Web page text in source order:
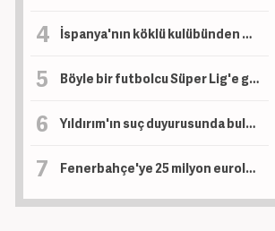
İspanya'nın köklü kulübünden Beşiktaş'ın genç golcüsü için teklif
Böyle bir futbolcu Süper Lig'e gelmedi! Premier Lig'in en golcüsü artık Trabzonspor'da
Yıldırım'ın suç duyurusunda bulunduğu şahıs gözaltına alındı!
Fenerbahçe'ye 25 milyon euroluk piyango vurabilir!